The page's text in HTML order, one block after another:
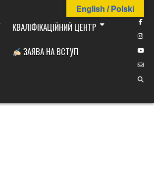
КВАЛІФІКАЦІЙНИЙ ЦЕНТР
ЗАЯВА НА ВСТУП
English / Polski